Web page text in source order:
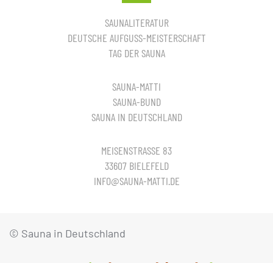
SAUNALITERATUR
DEUTSCHE AUFGUSS-MEISTERSCHAFT
TAG DER SAUNA
SAUNA-MATTI
SAUNA-BUND
SAUNA IN DEUTSCHLAND
MEISENSTRASSE 83
33607 BIELEFELD
INFO@SAUNA-MATTI.DE
© Sauna in Deutschland